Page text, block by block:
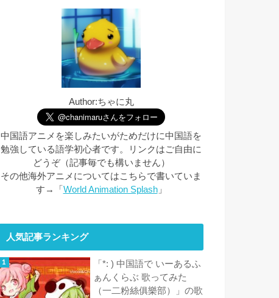
Author:ちゃに丸
中国語アニメを楽しみたいがためだけに中国語を
勉強している語学初心者です。リンクはご自由に
どうぞ（記事毎でも構いません）
その他海外アニメについてはこちらで書いていま
す→「 World Animation Splash」
人気記事ランキング
「*: ) 中国語で いーあるふ
ぁんくらぶ 歌ってみた
（一二粉絲俱樂部）」の歌